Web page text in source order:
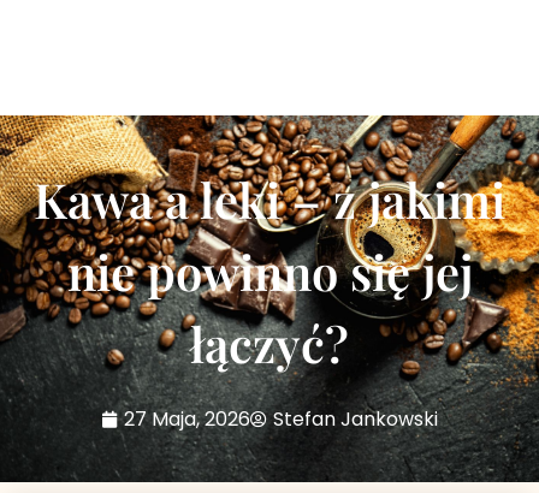
Kawa a leki – z jakimi
nie powinno się jej
łączyć?
27 Maja, 2026 Stefan Jankowski